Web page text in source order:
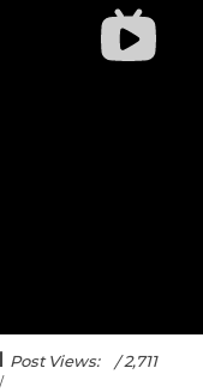
Post Views: 2,711